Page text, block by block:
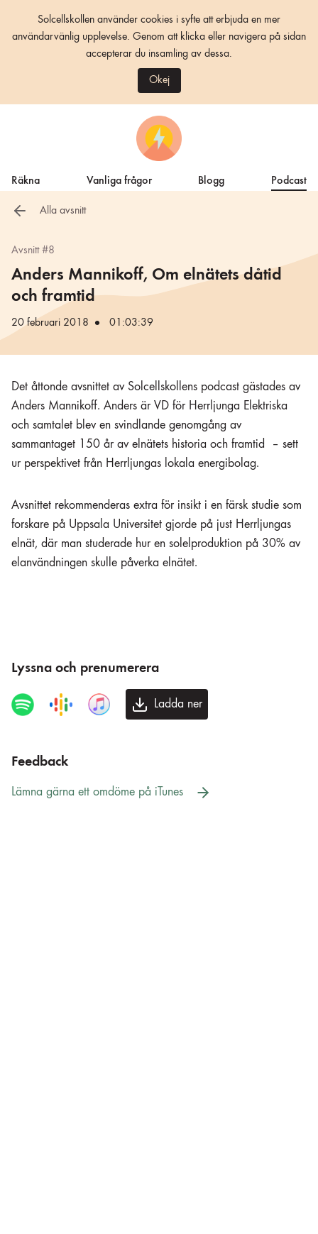
Solcellskollen använder cookies i syfte att erbjuda en mer
användarvänlig upplevelse. Genom att klicka eller navigera på sidan
accepterar du insamling av dessa.
Okej
Räkna Vanliga frågor Blogg Podcast
Alla avsnitt
Avsnitt #8
Anders Mannikoff, Om elnätets dåtid
och framtid
20 februari 2018 01:03:39
Det åttonde avsnittet av Solcellskollens podcast gästades av
Anders Mannikoff. Anders är VD för Herrljunga Elektriska
och samtalet blev en svindlande genomgång av
sammantaget 150 år av elnätets historia och framtid – sett
ur perspektivet från Herrljungas lokala energibolag.
Avsnittet rekommenderas extra för insikt i en färsk studie som
forskare på Uppsala Universitet gjorde på just Herrljungas
elnät, där man studerade hur en solelproduktion på 30% av
elanvändningen skulle påverka elnätet.
Lyssna och prenumerera
Ladda ner
Feedback
Lämna gärna ett omdöme på iTunes